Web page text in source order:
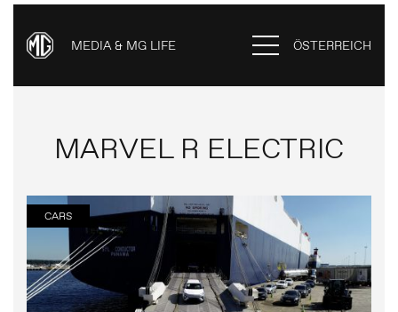
MEDIA & MG LIFE ÖSTERREICH
MARVEL R ELECTRIC
CARS